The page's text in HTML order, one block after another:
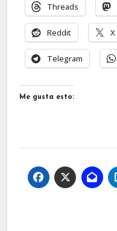
Threads
Reddit X
Telegram
Me gusta esto: